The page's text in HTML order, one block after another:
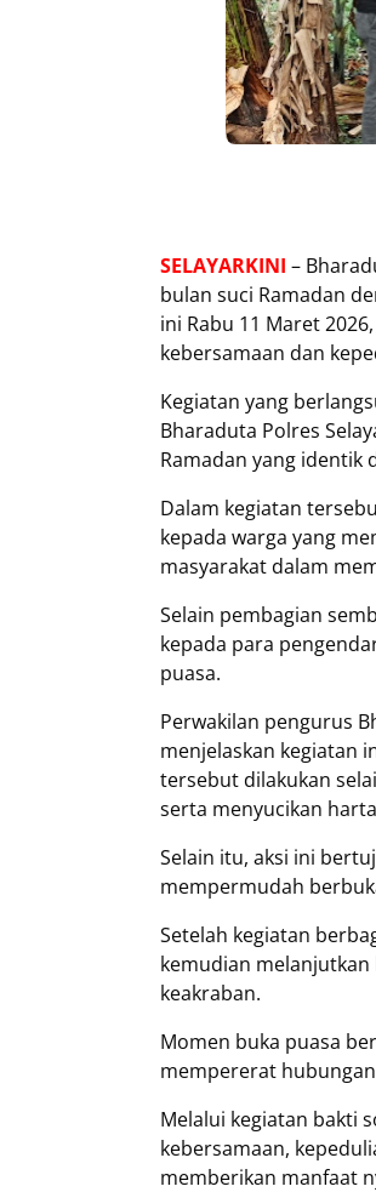
SELAYARKINI –
bulan suci Ramadan
ini Rabu 11 Maret
kebersamaan dan
‎Kegiatan yang
Bharaduta Polres
Ramadan yang identik
‎Dalam kegiatan
kepada warga yang
masyarakat dalam
‎Selain pembagian
kepada para
puasa.
Perwakilan pengurus
menjelaskan kegiatan
tersebut dilakukan
serta menyucikan
Selain itu, aksi ini
mempermudah
‎Setelah kegiatan
kemudian
keakraban.
‎Momen buka puasa
mempererat
‎Melalui kegiatan bakti
kebersamaan,
memberikan manfaat